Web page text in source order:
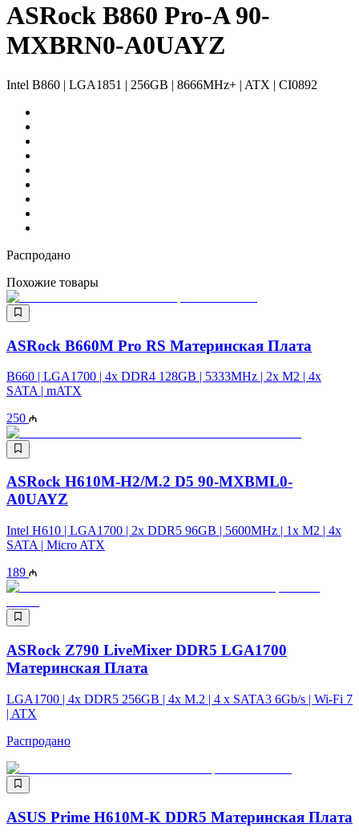
ASRock B860 Pro-A 90-
MXBRN0-A0UAYZ
Intel B860 | LGA1851 | 256GB | 8666MHz+ | ATX | CI0892
Распродано
Похожие товары
ASRock B660M Pro RS Материнская Плата
B660 | LGA1700 | 4x DDR4 128GB | 5333MHz | 2x M2 | 4x
SATA | mATX
250
ASRock H610M-H2/M.2 D5 90-MXBML0-
A0UAYZ
Intel H610 | LGA1700 | 2x DDR5 96GB | 5600MHz | 1x M2 | 4x
SATA | Micro ATX
189
ASRock Z790 LiveMixer DDR5 LGA1700
Материнская Плата
LGA1700 | 4x DDR5 256GB | 4x M.2 | 4 x SATA3 6Gb/s | Wi-Fi 7
| ATX
Распродано
ASUS Prime H610M-K DDR5 Материнская Плата